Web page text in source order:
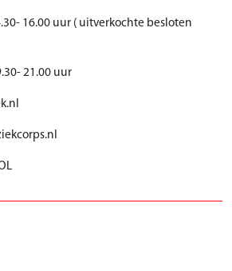
16.00 uur ( uitverkochte besloten
21.00 uur